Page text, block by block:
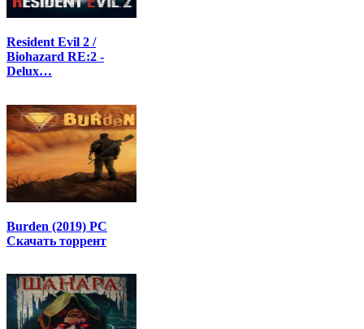
Resident Evil 2 /
Biohazard RE:2 -
Delux…
Burden (2019) PC
Скачать торрент